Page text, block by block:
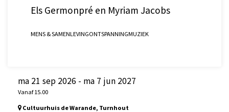
Els Germonpré en Myriam Jacobs
MENS & SAMENLEVINGONTSPANNINGMUZIEK
ma 21 sep 2026 - ma 7 jun 2027
Vanaf 15.00
Cultuurhuis de Warande, Turnhout